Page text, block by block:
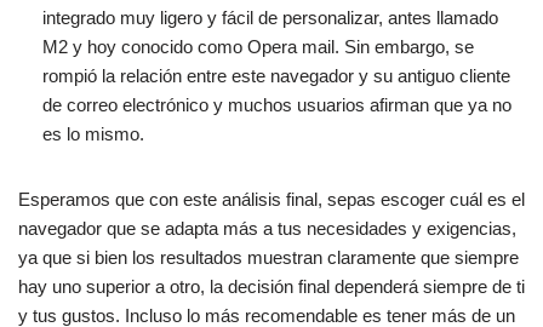
integrado muy ligero y fácil de personalizar, antes llamado
M2 y hoy conocido como Opera mail. Sin embargo, se
rompió la relación entre este navegador y su antiguo cliente
de correo electrónico y muchos usuarios afirman que ya no
es lo mismo.
Esperamos que con este análisis final, sepas escoger cuál es el
navegador que se adapta más a tus necesidades y exigencias,
ya que si bien los resultados muestran claramente que siempre
hay uno superior a otro, la decisión final dependerá siempre de ti
y tus gustos. Incluso lo más recomendable es tener más de un